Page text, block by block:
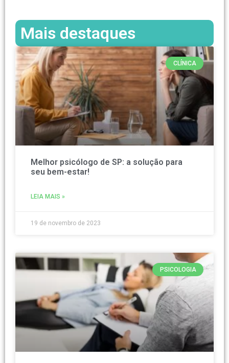
Mais destaques
CLÍNICA
Melhor psicólogo de SP: a solução para
seu bem-estar!
LEIA MAIS »
19 de novembro de 2023
PSICOLOGIA